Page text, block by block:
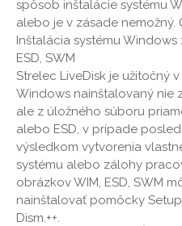
spôsob inštalácie systému
alebo je v zásade nemožný.
Inštalácia systému
ESD, SWM
Strelec LiveDisk je užitočný
Windows nainštalovaný nie
ale z úložného súboru
alebo ESD, v prípade
výsledkom vytvorenia
systému alebo zálohy
obrázkov WIM, ESD, SWM
nainštalovať pomôcky
Dism.++.